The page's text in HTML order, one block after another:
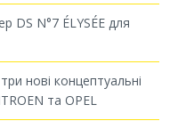
DS N°7 ÉLYSÉE для
нові концептуальні
та OPEL